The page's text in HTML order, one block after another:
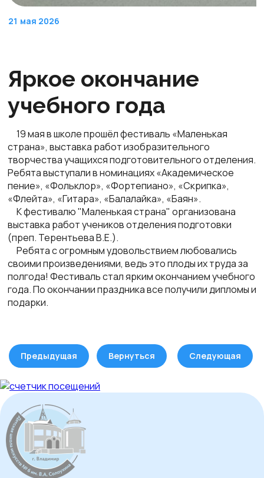
21 мая 2026
Яркое окончание
учебного года
19 мая в школе прошёл фестиваль «Маленькая
страна», выставка работ изобразительного
творчества учащихся подготовительного отделения.
Ребята выступали в номинациях «Академическое
пение», «Фольклор», «Фортепиано», «Скрипка»,
«Флейта», «Гитара», «Балалайка», «Баян».
К фестивалю "Маленькая страна" организована
выставка работ учеников отделения подготовки
(преп. Терентьева В.Е.).
Ребята с огромным удовольствием любовались
своими произведениями, ведь это плоды их труда за
полгода! Фестиваль стал ярким окончанием учебного
года. По окончании праздника все получили дипломы и
подарки.
Предыдущая Вернуться Следующая